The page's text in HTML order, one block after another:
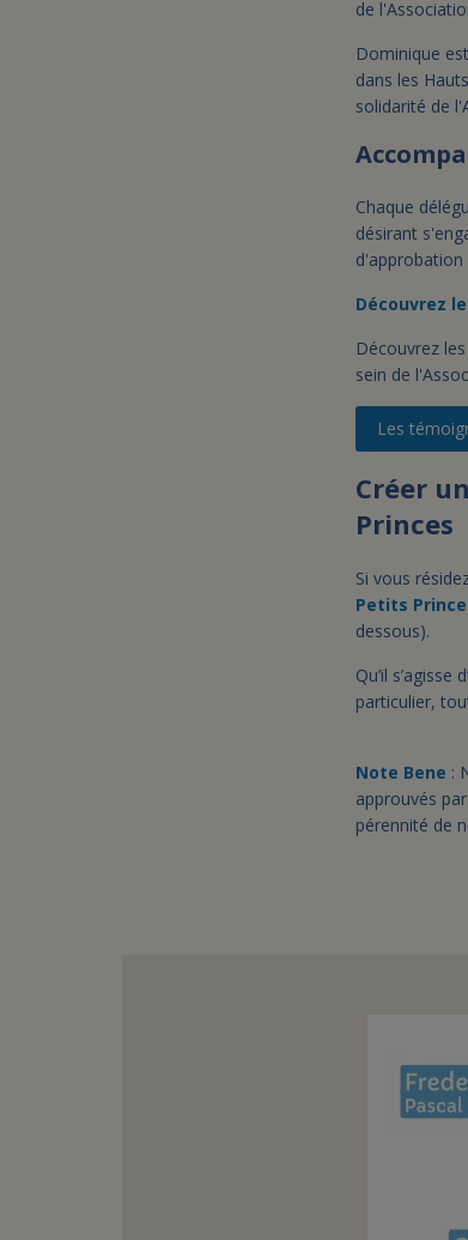
de
Dominique
dans les
solidarité de
Chaque
désirant
d'approbation
Découvrez
Découvrez
sein de
Les
Créer
Princes
Si vous
Petits
dessous).
Qu’il
particulier,
Note Bene :
approuvés
pérennité de